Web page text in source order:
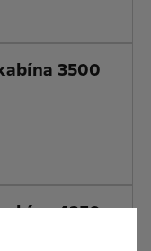
3500
4250